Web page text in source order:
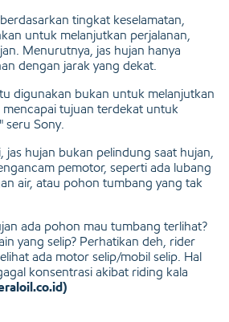
tingkat keselamatan,
untuk melanjutkan perjalanan,
Menurutnya, jas hujan hanya
dengan jarak yang dekat.
digunakan bukan untuk melanjutkan
tujuan terdekat untuk
seru Sony.
jas hujan bukan pelindung saat hujan,
pemotor, seperti ada lubang
air, atau pohon tumbang yang tak
ada pohon mau tumbang terlihat?
yang selip? Perhatikan deh, rider
ada motor selip/mobil selip. Hal
konsentrasi akibat riding kala